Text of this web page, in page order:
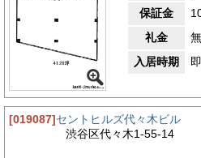
保証金
礼金
無
入居時期
[019087]セントヒルズ代々木ビル
渋谷区代々木1-55-14